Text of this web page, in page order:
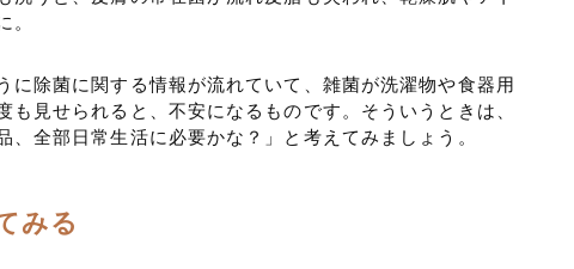
。
に除菌に関する情報が流れていて、雑菌が洗濯物や食器用
も見せられると、不安になるものです。そういうときは、
、全部日常生活に必要かな？」と考えてみましょう。
みる